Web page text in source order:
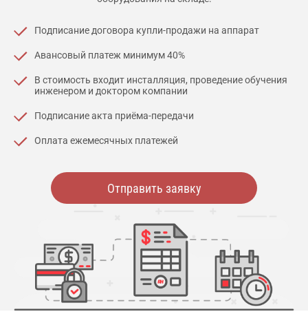
Подписание договора купли-продажи на аппарат
Авансовый платеж минимум 40%
В стоимость входит инсталляция, проведение обучения
инженером и доктором компании
Подписание акта приёма-передачи
Оплата ежемесячных платежей
Отправить заявку